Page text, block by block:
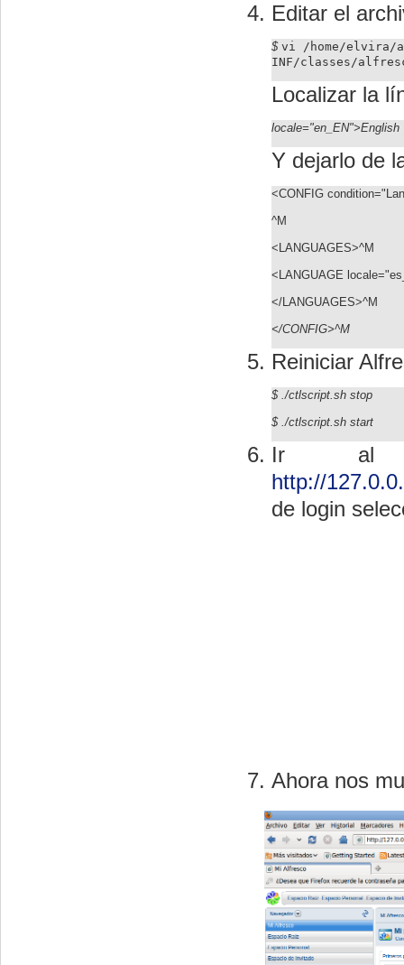
Editar el
$ vi /home/elvira/
INF/classes/
Localizar la
locale="en_EN">English
Y dejarlo de
<CONFIG
^M
<LANGUAGES>^M
<LANGUAGE
</LANGUAGES>^M
</CONFIG>^M
Reiniciar
$ ./ctlscript.sh stop
$ ./ctlscript.sh start
Ir al
http://
de login
Ahora nos